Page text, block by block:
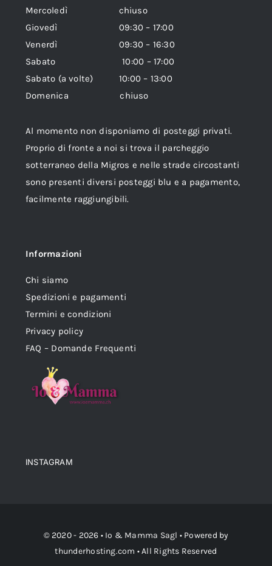
Mercoledì chiuso
Giovedì 09:30 – 17:00
Venerdì 09:30 – 16:30
Sabato 10:00 – 17:00
Sabato (a volte) 10:00 – 13:00
Domenica chiuso
Al momento non disponiamo di posteggi privati.
Proprio di fronte a noi si trova il parcheggio
sotterraneo della Migros e nelle strade circostanti
sono presenti diversi posteggi blu e a pagamento,
facilmente raggiungibili.
Informazioni
Chi siamo
Spedizioni e pagamenti
Termini e condizioni
Privacy policy
FAQ – Domande Frequenti
INSTAGRAM
© 2020 - 2026 • Io & Mamma Sagl • Powered by
thunderhosting.com • All Rights Reserved